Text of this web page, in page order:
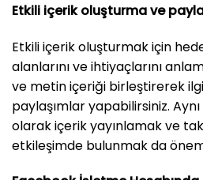
Etkili içerik oluşturma ve
Etkili içerik oluşturmak için
alanlarını ve ihtiyaçlarını
ve metin içeriği birleştirerek
paylaşımlar yapabilirsiniz.
olarak içerik yayınlamak ve
etkileşimde bulunmak da